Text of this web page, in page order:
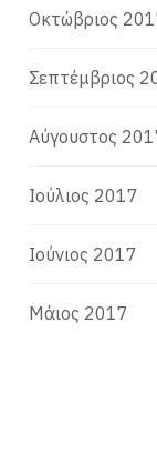
Οκτώβριος
Σεπτέμβριος
Αύγουστος
Ιούλιος 2017
Ιούνιος 2017
Μάιος 2017